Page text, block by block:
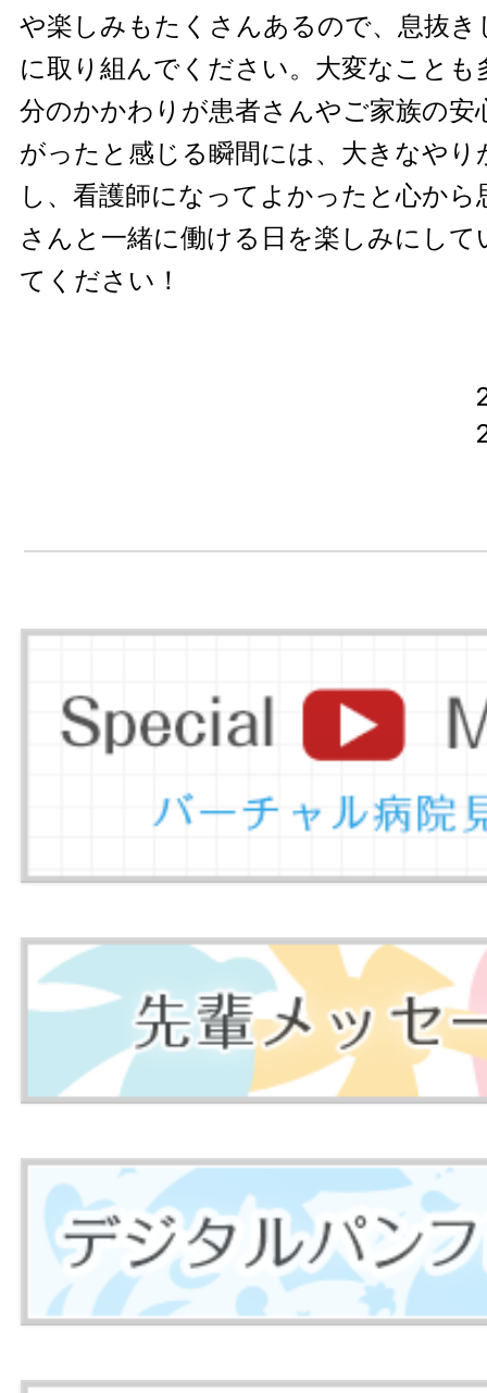
や楽しみもたくさんあるので、息抜き
に取り組んでください。大変なことも
分のかかわりが患者さんやご家族の安
がったと感じる瞬間には、大きなやり
し、看護師になってよかったと心か
さんと一緒に働ける日を楽しみにして
てください！